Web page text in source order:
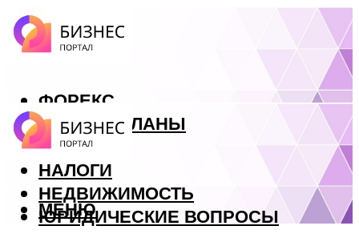
ФОРЕКС
БИЗНЕС ПЛАНЫ
КРЕДИТЫ
НАЛОГИ
НЕДВИЖИМОСТЬ
ЮРИДИЧЕСКИЕ ВОПРОСЫ
МЕНЮ